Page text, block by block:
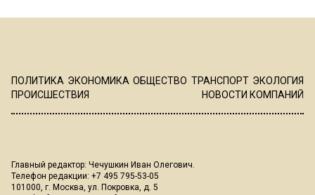
ПОЛИТИКА ЭКОНОМИКА ОБЩЕСТВО ТРАНСПОРТ ЭКОЛОГИЯ
ПРОИСШЕСТВИЯ
НОВОСТИ КОМПАНИЙ
Главный редактор: Чечушкин Иван Олегович.
Телефон редакции: +7 495 795-53-05
101000, г. Москва, ул. Покровка, д. 5